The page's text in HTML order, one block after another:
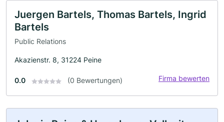
Juergen Bartels, Thomas Bartels, Ingrid
Bartels
Public Relations
Akazienstr. 8, 31224 Peine
0.0 (0 Bewertungen) Firma bewerten